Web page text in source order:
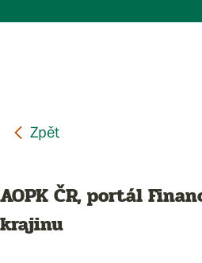
AOPK ČR, portál
krajinu